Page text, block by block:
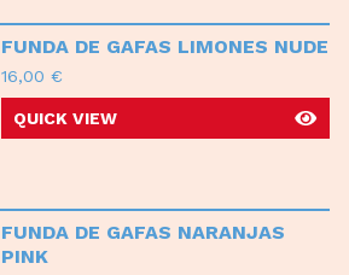
FUNDA DE GAFAS LIMONES NUDE
16,00 €
QUICK VIEW
FUNDA DE GAFAS NARANJAS
PINK